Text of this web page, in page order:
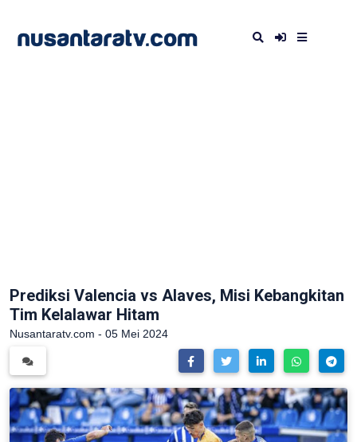
Prediksi Valencia vs Alaves, Misi Kebangkitan
Tim Kelalawar Hitam
Nusantaratv.com - 05 Mei 2024